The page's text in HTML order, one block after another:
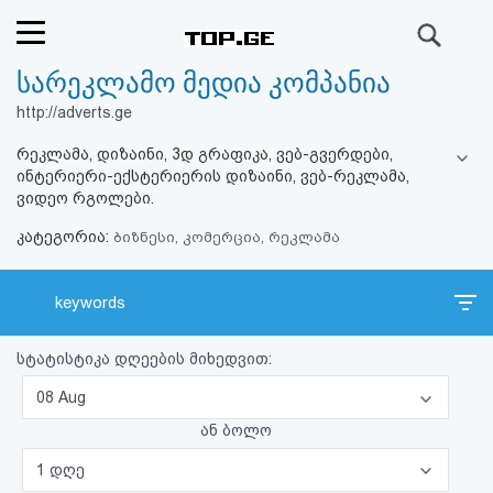
რეიტინგი
ფოსტა
კითხვა-
პასუხი
ავტორიზაცია
რეგისტრაცია
პაროლის
სარეკლამო მედია კომპანია
http://adverts.ge
რეკლამა, დიზაინი, 3დ გრაფიკა, ვებ-გვერდები,
ინტერიერი-ექსტერიერის დიზაინი, ვებ-რეკლამა,
ვიდეო რგოლები.
კატეგორია: ბიზნესი, კომერცია, რეკლამა
keywords
სტატისტიკა დღეების მიხედვით:
08 Aug
ან ბოლო
1 დღე